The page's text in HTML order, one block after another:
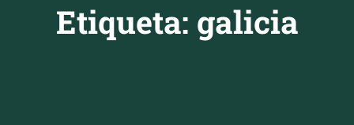
Etiqueta: galicia